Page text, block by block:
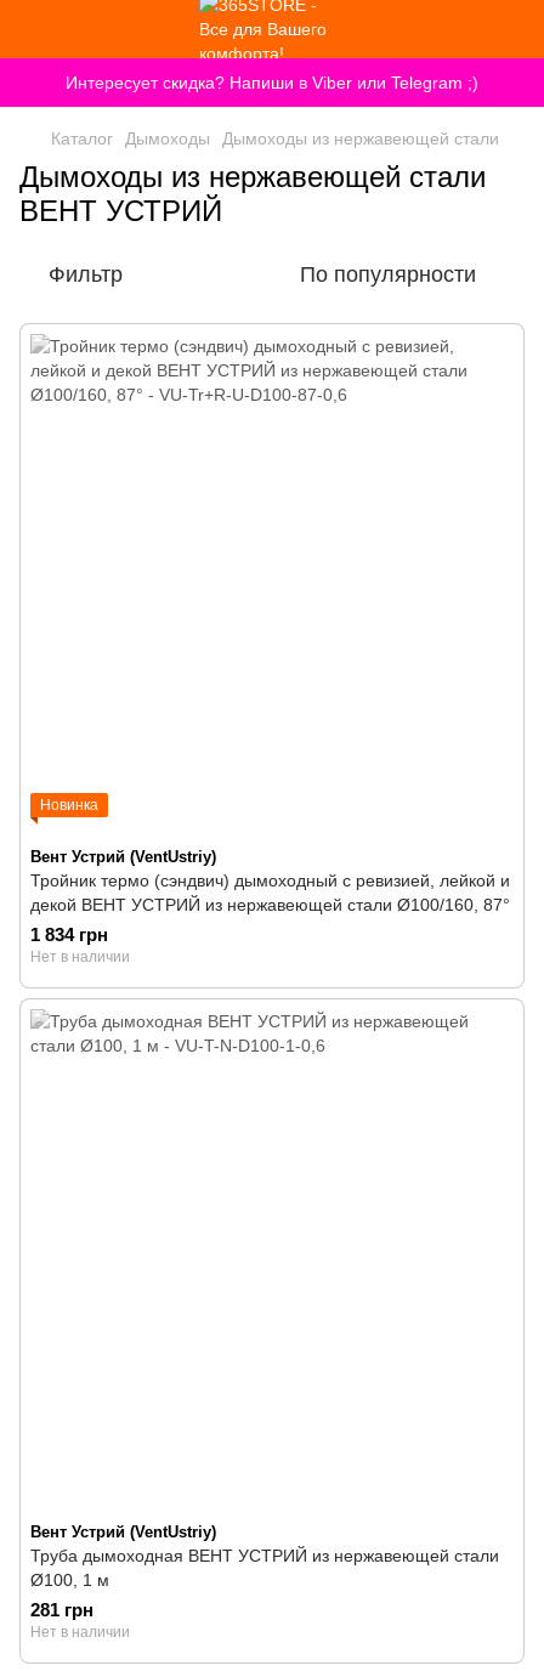
Интересует скидка? Напиши в Viber или Telegram ;)
Каталог Дымоходы Дымоходы из нержавеющей стали
Дымоходы из нержавеющей стали
ВЕНТ УСТРИЙ
Фильтр По популярности
Новинка
Вент Устрий (VentUstriy)
Тройник термо (сэндвич) дымоходный с ревизией, лейкой и
декой ВЕНТ УСТРИЙ из нержавеющей стали Ø100/160, 87°
1 834 грн
Нет в наличии
Вент Устрий (VentUstriy)
Труба дымоходная ВЕНТ УСТРИЙ из нержавеющей стали
Ø100, 1 м
281 грн
Нет в наличии